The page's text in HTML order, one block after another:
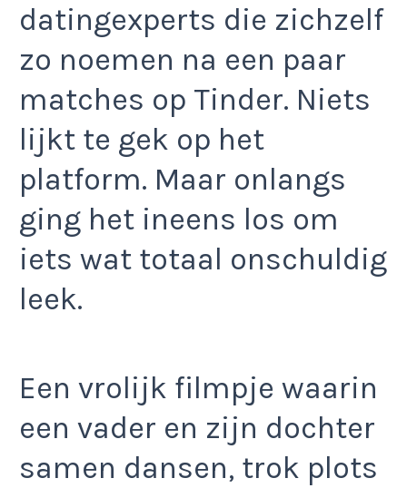
datingexperts die zichzelf
zo noemen na een paar
matches op Tinder. Niets
lijkt te gek op het
platform. Maar onlangs
ging het ineens los om
iets wat totaal onschuldig
leek.
Een vrolijk filmpje waarin
een vader en zijn dochter
samen dansen, trok plots